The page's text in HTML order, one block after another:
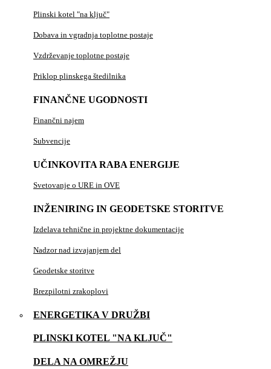
Plinski kotel "na ključ"
Dobava in vgradnja toplotne postaje
Vzdrževanje toplotne postaje
Priklop plinskega štedilnika
FINANČNE UGODNOSTI
Finančni najem
Subvencije
UČINKOVITA RABA ENERGIJE
Svetovanje o URE in OVE
INŽENIRING IN GEODETSKE STORITVE
Izdelava tehnične in projektne dokumentacije
Nadzor nad izvajanjem del
Geodetske storitve
Brezpilotni zrakoplovi
ENERGETIKA V DRUŽBI
PLINSKI KOTEL "NA KLJUČ"
DELA NA OMREŽJU